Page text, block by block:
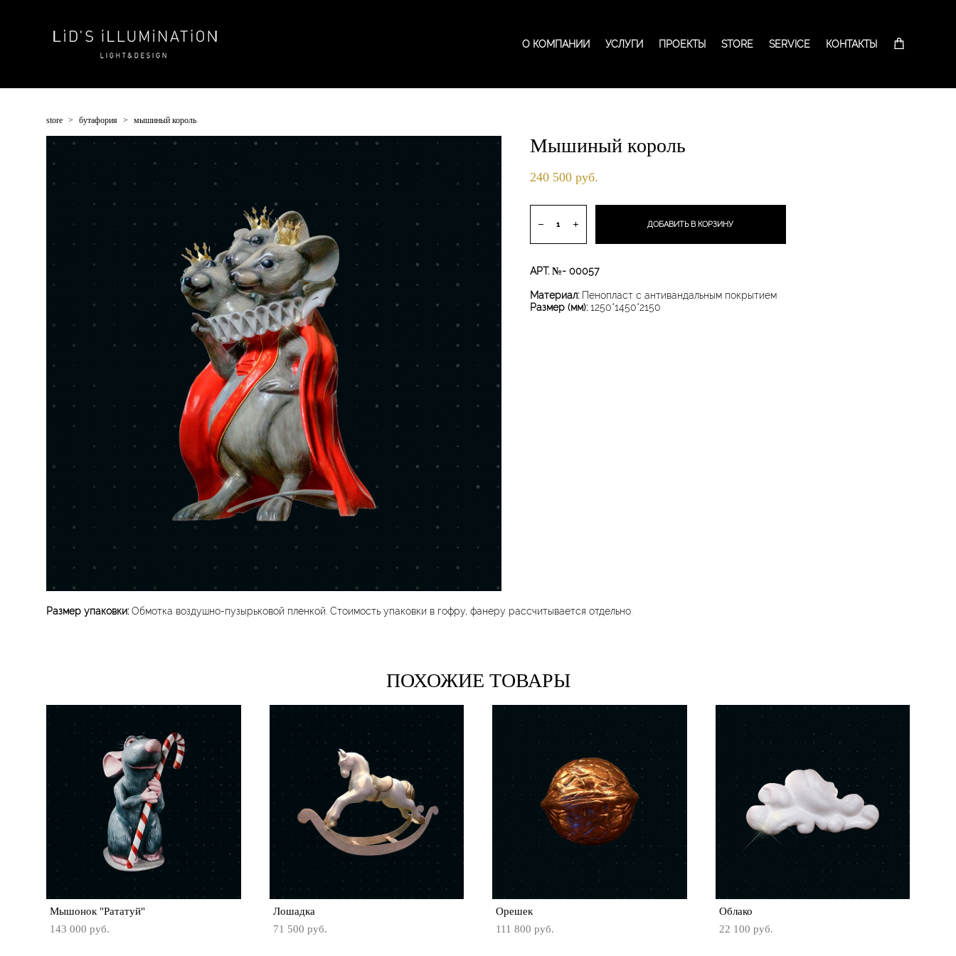
О КОМПАНИИ УСЛУГИ ПРОЕКТЫ STORE SERVICE КОНТАКТЫ
О КОМПАНИИ УСЛУГИ ПРОЕКТЫ STORE SERVICE КОНТАКТЫ
store > бутафория > мышиный король
Мышиный король
240 500 pуб.
ДОБАВИТЬ В КОРЗИНУ
АРТ. №- 00057
Материал: Пенопласт с антивандальным покрытием​​
Размер (мм): 1250*1450*2150
Размер упаковки: Обмотка воздушно-пузырьковой пленкой. Стоимость упаковки в гофру, фанеру рассчитывается отдельно.
ПОХОЖИЕ ТОВАРЫ
Мышонок "Рататуй"
143 000 pуб.
Лошадка
71 500 pуб.
Орешек
111 800 pуб.
Облако
22 100 pуб.